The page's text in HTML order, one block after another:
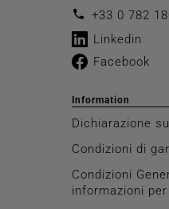
call +33 0 782
Linkedin
Facebook
Information
Dichiarazione
Condizioni di
Condizioni
informazioni